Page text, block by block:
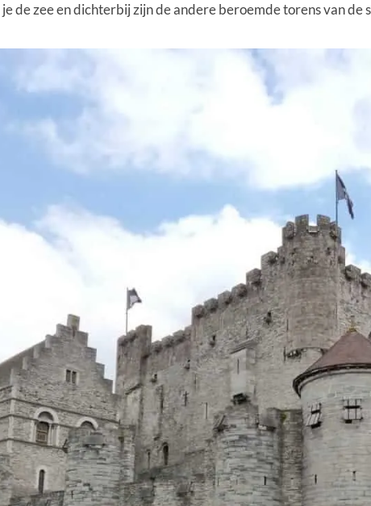
de zee en dichterbij zijn de andere beroemde torens van de